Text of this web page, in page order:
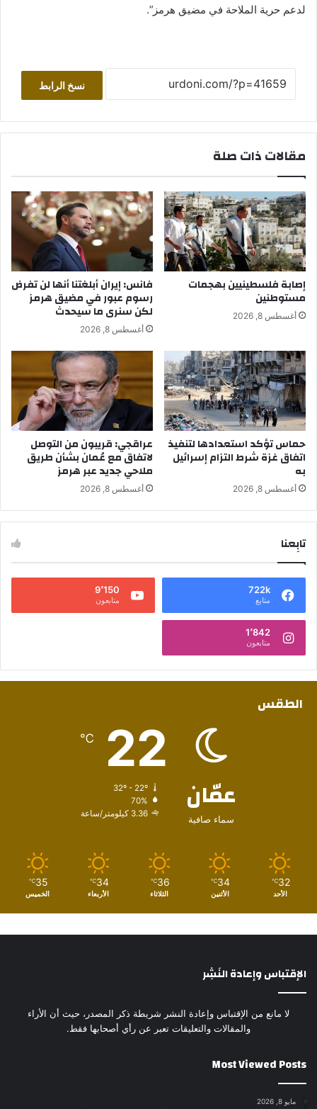
لدعم حرية الملاحة في مضيق هرمز”.
نسخ الرابط
مقالات ذات صلة
إصابة فلسطينيين بهجمات
مستوطنين
أغسطس 8, 2026
فانس: إيران أبلغتنا أنها لن تفرض
رسوم عبور في مضيق هرمز
لكن سنرى ما سيحدث
أغسطس 8, 2026
حماس تؤكد استعدادها لتنفيذ
اتفاق غزة شرط التزام إسرائيل
به
أغسطس 8, 2026
عراقجي: قريبون من التوصل
لاتفاق مع عُمان بشأن طريق
ملاحي جديد عبر هرمز
أغسطس 8, 2026
تابِعنا
722k
متابع
9٬150
متابعون
1٬842
متابعون
الطقس
عمّان
سماء صافية
22
℃
32º - 22º
70%
3.36 كيلومتر/ساعة
32
℃
الأحد
34
℃
الأثنين
36
℃
الثلاثاء
34
℃
الأربعاء
35
℃
الخميس
الإقتباس وإعادة النَشِر
لا مانع من الإقتباس وإعادة النشر شريطة ذكر المصدر، حيث أن الأراء
والمقالات والتعليقات تعبر عن رأي أصحابها فقط.
Most Viewed Posts
مايو 8, 2026